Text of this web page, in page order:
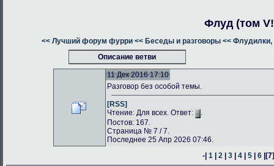
Флуд (том
<< Лучший форум фурри << Беседы и разговоры << Флудилки,
Описание ветви
11 Дек 2016 17:10
Разговор без особой темы.
[RSS]
Чтение: Для всех. Ответ:
.
Постов: 167.
Страница № 7 / 7.
Последнее 25 Апр 2026 07:46.
-|1 |2 |3 |4 |5 |6 |